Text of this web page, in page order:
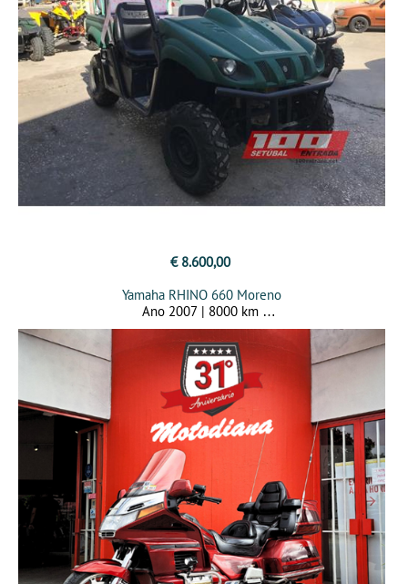
€ 8.600,00
Yamaha RHINO 660 Moreno
Ano 2007 | 8000 km